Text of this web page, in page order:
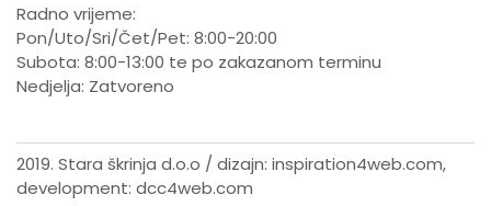
Radno vrijeme:
Pon/Uto/Sri/Čet/Pet: 8:00-20:00
Subota: 8:00-13:00 te po zakazanom terminu
Nedjelja: Zatvoreno
2019. Stara škrinja d.o.o / dizajn: inspiration4web.com,
development: dcc4web.com